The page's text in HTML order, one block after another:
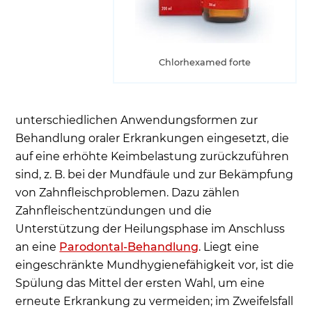
Chlorhexamed forte
unterschiedlichen Anwendungsformen zur
Behandlung oraler Erkrankungen eingesetzt, die
auf eine erhöhte Keimbelastung zurückzuführen
sind, z. B. bei der Mundfäule und zur Bekämpfung
von Zahnfleischproblemen. Dazu zählen
Zahnfleischentzündungen und die
Unterstützung der Heilungsphase im Anschluss
an eine Parodontal-Behandlung. Liegt eine
eingeschränkte Mundhygienefähigkeit vor, ist die
Spülung das Mittel der ersten Wahl, um eine
erneute Erkrankung zu vermeiden; im Zweifelsfall